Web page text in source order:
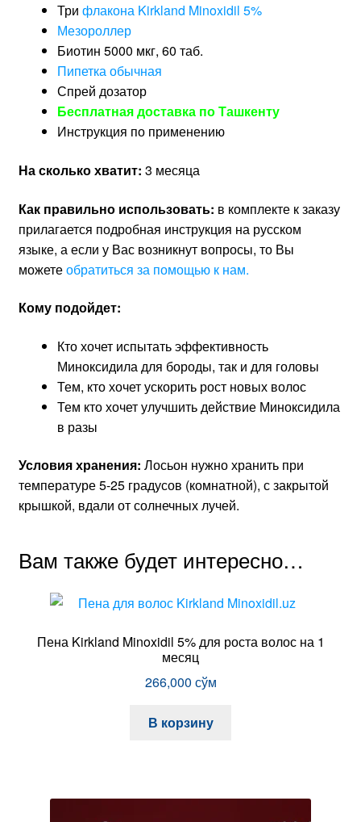
Три флакона Kirkland Minoxidil 5%
Мезороллер
Биотин 5000 мкг, 60 таб.
Пипетка обычная
Спрей дозатор
Бесплатная доставка по Ташкенту
Инструкция по применению
На сколько хватит: 3 месяца
Как правильно использовать: в комплекте к заказу
прилагается подробная инструкция на русском
языке, а если у Вас возникнут вопросы, то Вы
можетеобратиться за помощью к нам.
Кому подойдет:
Кто хочет испытать эффективность
Миноксидила для бороды, так и для головы
Тем, кто хочет ускорить рост новых волос
Тем кто хочет улучшить действие Миноксидила
в разы
Условия хранения: Лосьон нужно хранить при
температуре 5-25 градусов (комнатной), с закрытой
крышкой, вдали от солнечных лучей.
Вам также будет интересно…
Пена Kirkland Minoxidil 5% для роста волос на 1
месяц
266,000 сўм
В корзину